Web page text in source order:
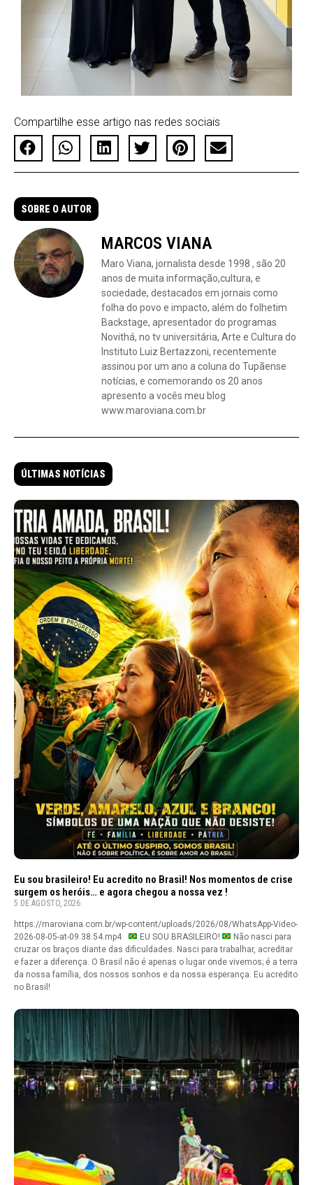
Compartilhe esse artigo nas redes sociais
SOBRE O AUTOR
MARCOS VIANA
Maro Viana, jornalista desde 1998 , são 20
anos de muita informação,cultura, e
sociedade, destacados em jornais como
folha do povo e impacto, além do folhetim
Backstage, apresentador do programas
Novithá, no tv universitária, Arte e Cultura do
Instituto Luiz Bertazzoni, recentemente
assinou por um ano a coluna do Tupãense
notícias, e comemorando os 20 anos
apresento a vocês meu blog
www.maroviana.com.br
ÚLTIMAS NOTÍCIAS
Eu sou brasileiro! Eu acredito no Brasil! Nos momentos de crise
surgem os heróis… e agora chegou a nossa vez !
5 DE AGOSTO, 2026
https://maroviana.com.br/wp-content/uploads/2026/08/WhatsApp-Video-
2026-08-05-at-09.38.54.mp4
EU SOU BRASILEIRO!
Não nasci para
cruzar os braços diante das dificuldades. Nasci para trabalhar, acreditar
e fazer a diferença. O Brasil não é apenas o lugar onde vivemos; é a terra
da nossa família, dos nossos sonhos e da nossa esperança. Eu acredito
no Brasil!